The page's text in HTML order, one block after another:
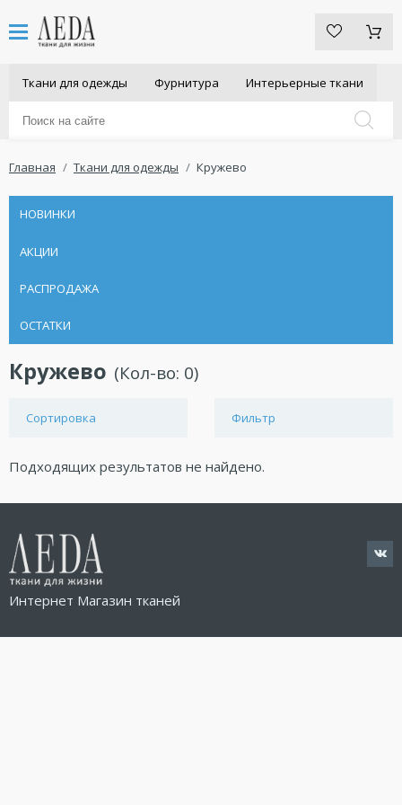
Ткани для одежды Фурнитура Интерьерные ткани
Главная Ткани для одежды Кружево
НОВИНКИ
АКЦИИ
РАСПРОДАЖА
ОСТАТКИ
Кружево (Кол-во: 0)
Сортировка Фильтр
Подходящих результатов не найдено.
Интернет Магазин тканей